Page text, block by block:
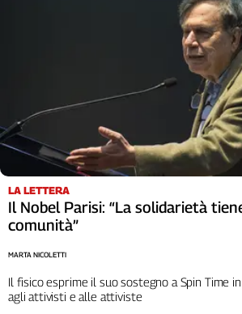
1955-
2014
Cerca
La
redazione
LA LETTERA
Il Nobel Parisi: “La solidarietà
comunità”
Il fisico esprime il suo sostegno a Spin Time
agli attivisti e alle attiviste
MARTA NICOLETTI